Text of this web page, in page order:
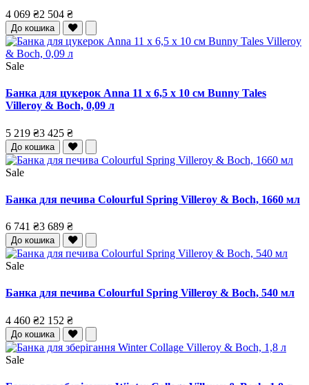
4 069 ₴2 504 ₴
До кошика
Sale
Банка для цукерок Anna 11 x 6,5 x 10 см Bunny Tales
Villeroy & Boch, 0,09 л
5 219 ₴3 425 ₴
До кошика
Sale
Банка для печива Colourful Spring Villeroy & Boch, 1660 мл
6 741 ₴3 689 ₴
До кошика
Sale
Банка для печива Colourful Spring Villeroy & Boch, 540 мл
4 460 ₴2 152 ₴
До кошика
Sale